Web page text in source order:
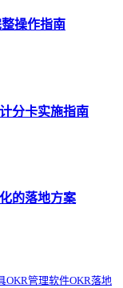
操作指南
分卡实施指南
的落地方案
OKR管理软件OKR落地